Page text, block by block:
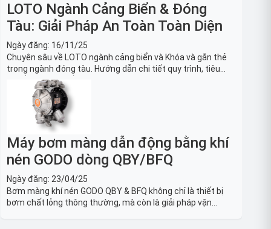
LOTO Ngành Cảng Biển & Đóng
Tàu: Giải Pháp An Toàn Toàn Diện
Ngày đăng: 16/11/25
Chuyên sâu về LOTO ngành cảng biển và Khóa và gắn thẻ
trong ngành đóng tàu. Hướng dẫn chi tiết quy trình, tiêu
chuẩn OSHA, thiết bị và Giải pháp LOTO trong công nghiệp
đóng tàu toàn diện.
Máy bơm màng dẫn động bằng khí
nén GODO dòng QBY/BFQ
Ngày đăng: 23/04/25
Bơm màng khí nén GODO QBY & BFQ không chỉ là thiết bị
bơm chất lỏng thông thường, mà còn là giải pháp vận